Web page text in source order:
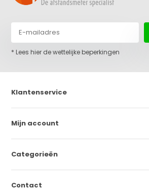
* Lees hier de wettelijke beperkingen
Klantenservice
Mijn account
Categorieën
Contact